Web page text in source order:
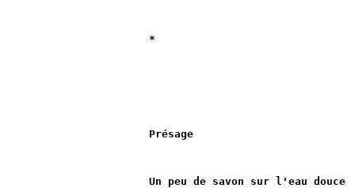
*
Présage
Un peu de savon sur l'eau douce